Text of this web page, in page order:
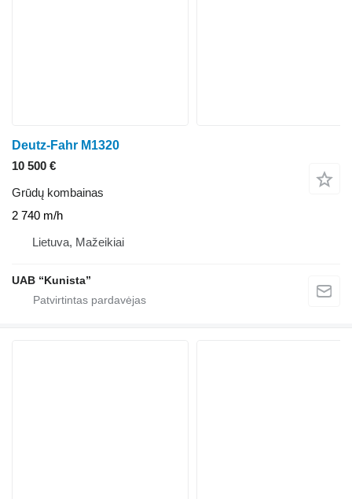
Deutz-Fahr M1320
10 500 €
Grūdų kombainas
2 740 m/h
Lietuva, Mažeikiai
UAB “Kunista”